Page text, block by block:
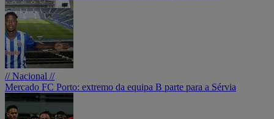
// Nacional //
Mercado FC Porto: extremo da equipa B parte para a Sérvia